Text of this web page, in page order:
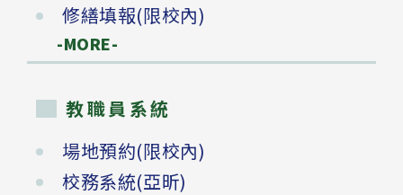
修繕填報(限校內)
-MORE-
教職員系統
場地預約(限校內)
校務系統(亞昕)